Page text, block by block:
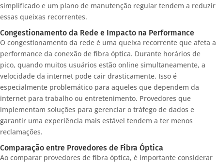
simplificado e um plano de manutenção regular tendem a reduzir
essas queixas recorrentes.
Congestionamento da Rede e Impacto na Performance
O congestionamento da rede é uma queixa recorrente que afeta a
performance da conexão de fibra óptica. Durante horários de
pico, quando muitos usuários estão online simultaneamente, a
velocidade da internet pode cair drasticamente. Isso é
especialmente problemático para aqueles que dependem da
internet para trabalho ou entretenimento. Provedores que
implementam soluções para gerenciar o tráfego de dados e
garantir uma experiência mais estável tendem a ter menos
reclamações.
Comparação entre Provedores de Fibra Óptica
Ao comparar provedores de fibra óptica, é importante considerar